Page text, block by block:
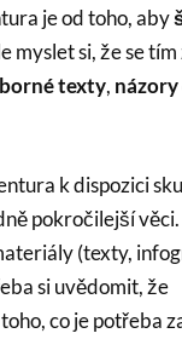
je od toho, aby
myslet si, že se
texty, názory
k dispozici
pokročilejší věci.
(texty,
si uvědomit, že
co je potřeba